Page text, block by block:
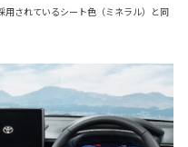
されているシート色（ミネラル）と同